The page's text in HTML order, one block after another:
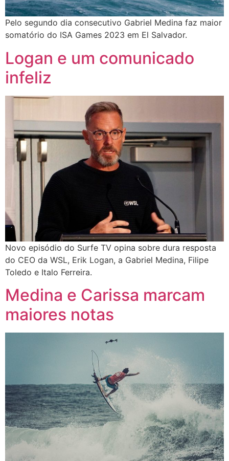
Pelo segundo dia consecutivo Gabriel Medina faz maior
somatório do ISA Games 2023 em El Salvador.
Logan e um comunicado
infeliz
Novo episódio do Surfe TV opina sobre dura resposta
do CEO da WSL, Erik Logan, a Gabriel Medina, Filipe
Toledo e Italo Ferreira.
Medina e Carissa marcam
maiores notas